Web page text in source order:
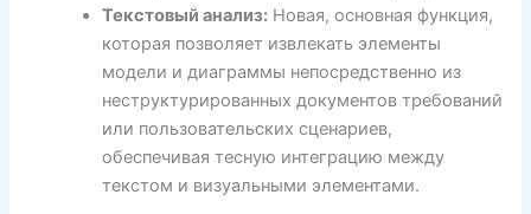
Текстовый анализ: Новая, основная функция,
которая позволяет извлекать элементы
модели и диаграммы непосредственно из
неструктурированных документов требований
или пользовательских сценариев,
обеспечивая тесную интеграцию между
текстом и визуальными элементами.